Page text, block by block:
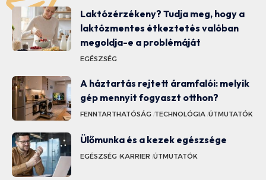
Laktózérzékeny? Tudja meg, hogy a
laktózmentes étkeztetés valóban
megoldja-e a problémáját
EGÉSZSÉG
A háztartás rejtett áramfalói: melyik
gép mennyit fogyaszt otthon?
FENNTARTHATÓSÁG TECHNOLÓGIA ÚTMUTATÓK
Ülőmunka és a kezek egészsége
EGÉSZSÉG KARRIER ÚTMUTATÓK